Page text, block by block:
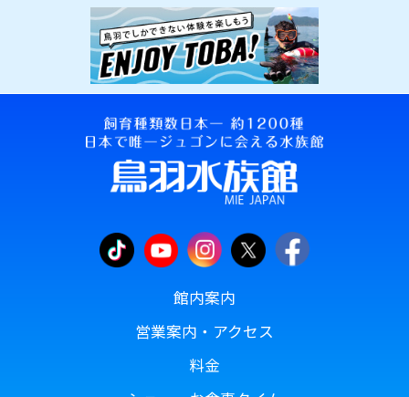
館内案内
営業案内・アクセス
料金